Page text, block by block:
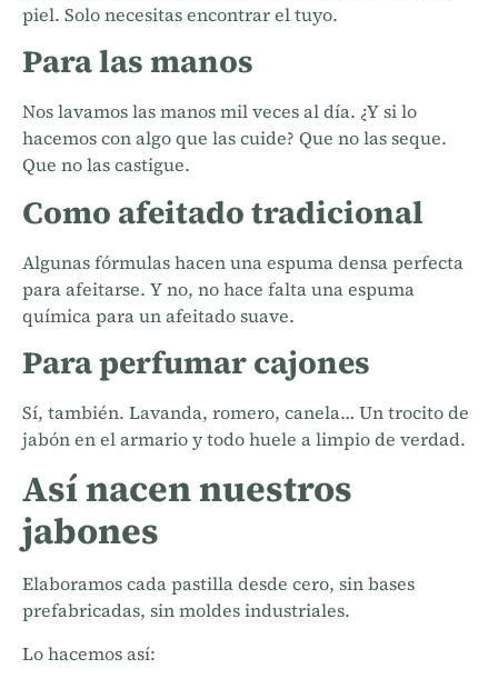
piel. Solo necesitas encontrar el tuyo.
Para las manos
Nos lavamos las manos mil veces al día. ¿Y si lo
hacemos con algo que las cuide? Que no las seque.
Que no las castigue.
Como afeitado tradicional
Algunas fórmulas hacen una espuma densa perfecta
para afeitarse. Y no, no hace falta una espuma
química para un afeitado suave.
Para perfumar cajones
Sí, también. Lavanda, romero, canela… Un trocito de
jabón en el armario y todo huele a limpio de verdad.
Así nacen nuestros
jabones
Elaboramos cada pastilla desde cero, sin bases
prefabricadas, sin moldes industriales.
Lo hacemos así: